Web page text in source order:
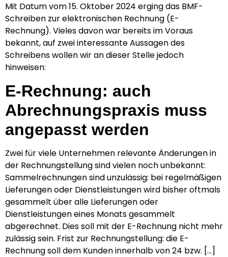
Mit Datum vom 15. Oktober 2024 erging das BMF-
Schreiben zur elektronischen Rechnung (E-
Rechnung). Vieles davon war bereits im Voraus
bekannt, auf zwei interessante Aussagen des
Schreibens wollen wir an dieser Stelle jedoch
hinweisen:
E-Rechnung: auch
Abrechnungspraxis muss
angepasst werden
Zwei für viele Unternehmen relevante Änderungen in
der Rechnungstellung sind vielen noch unbekannt:
Sammelrechnungen sind unzulässig: bei regelmäßigen
Lieferungen oder Dienstleistungen wird bisher oftmals
gesammelt über alle Lieferungen oder
Dienstleistungen eines Monats gesammelt
abgerechnet. Dies soll mit der E-Rechnung nicht mehr
zulässig sein. Frist zur Rechnungstellung: die E-
Rechnung soll dem Kunden innerhalb von 24 bzw. […]